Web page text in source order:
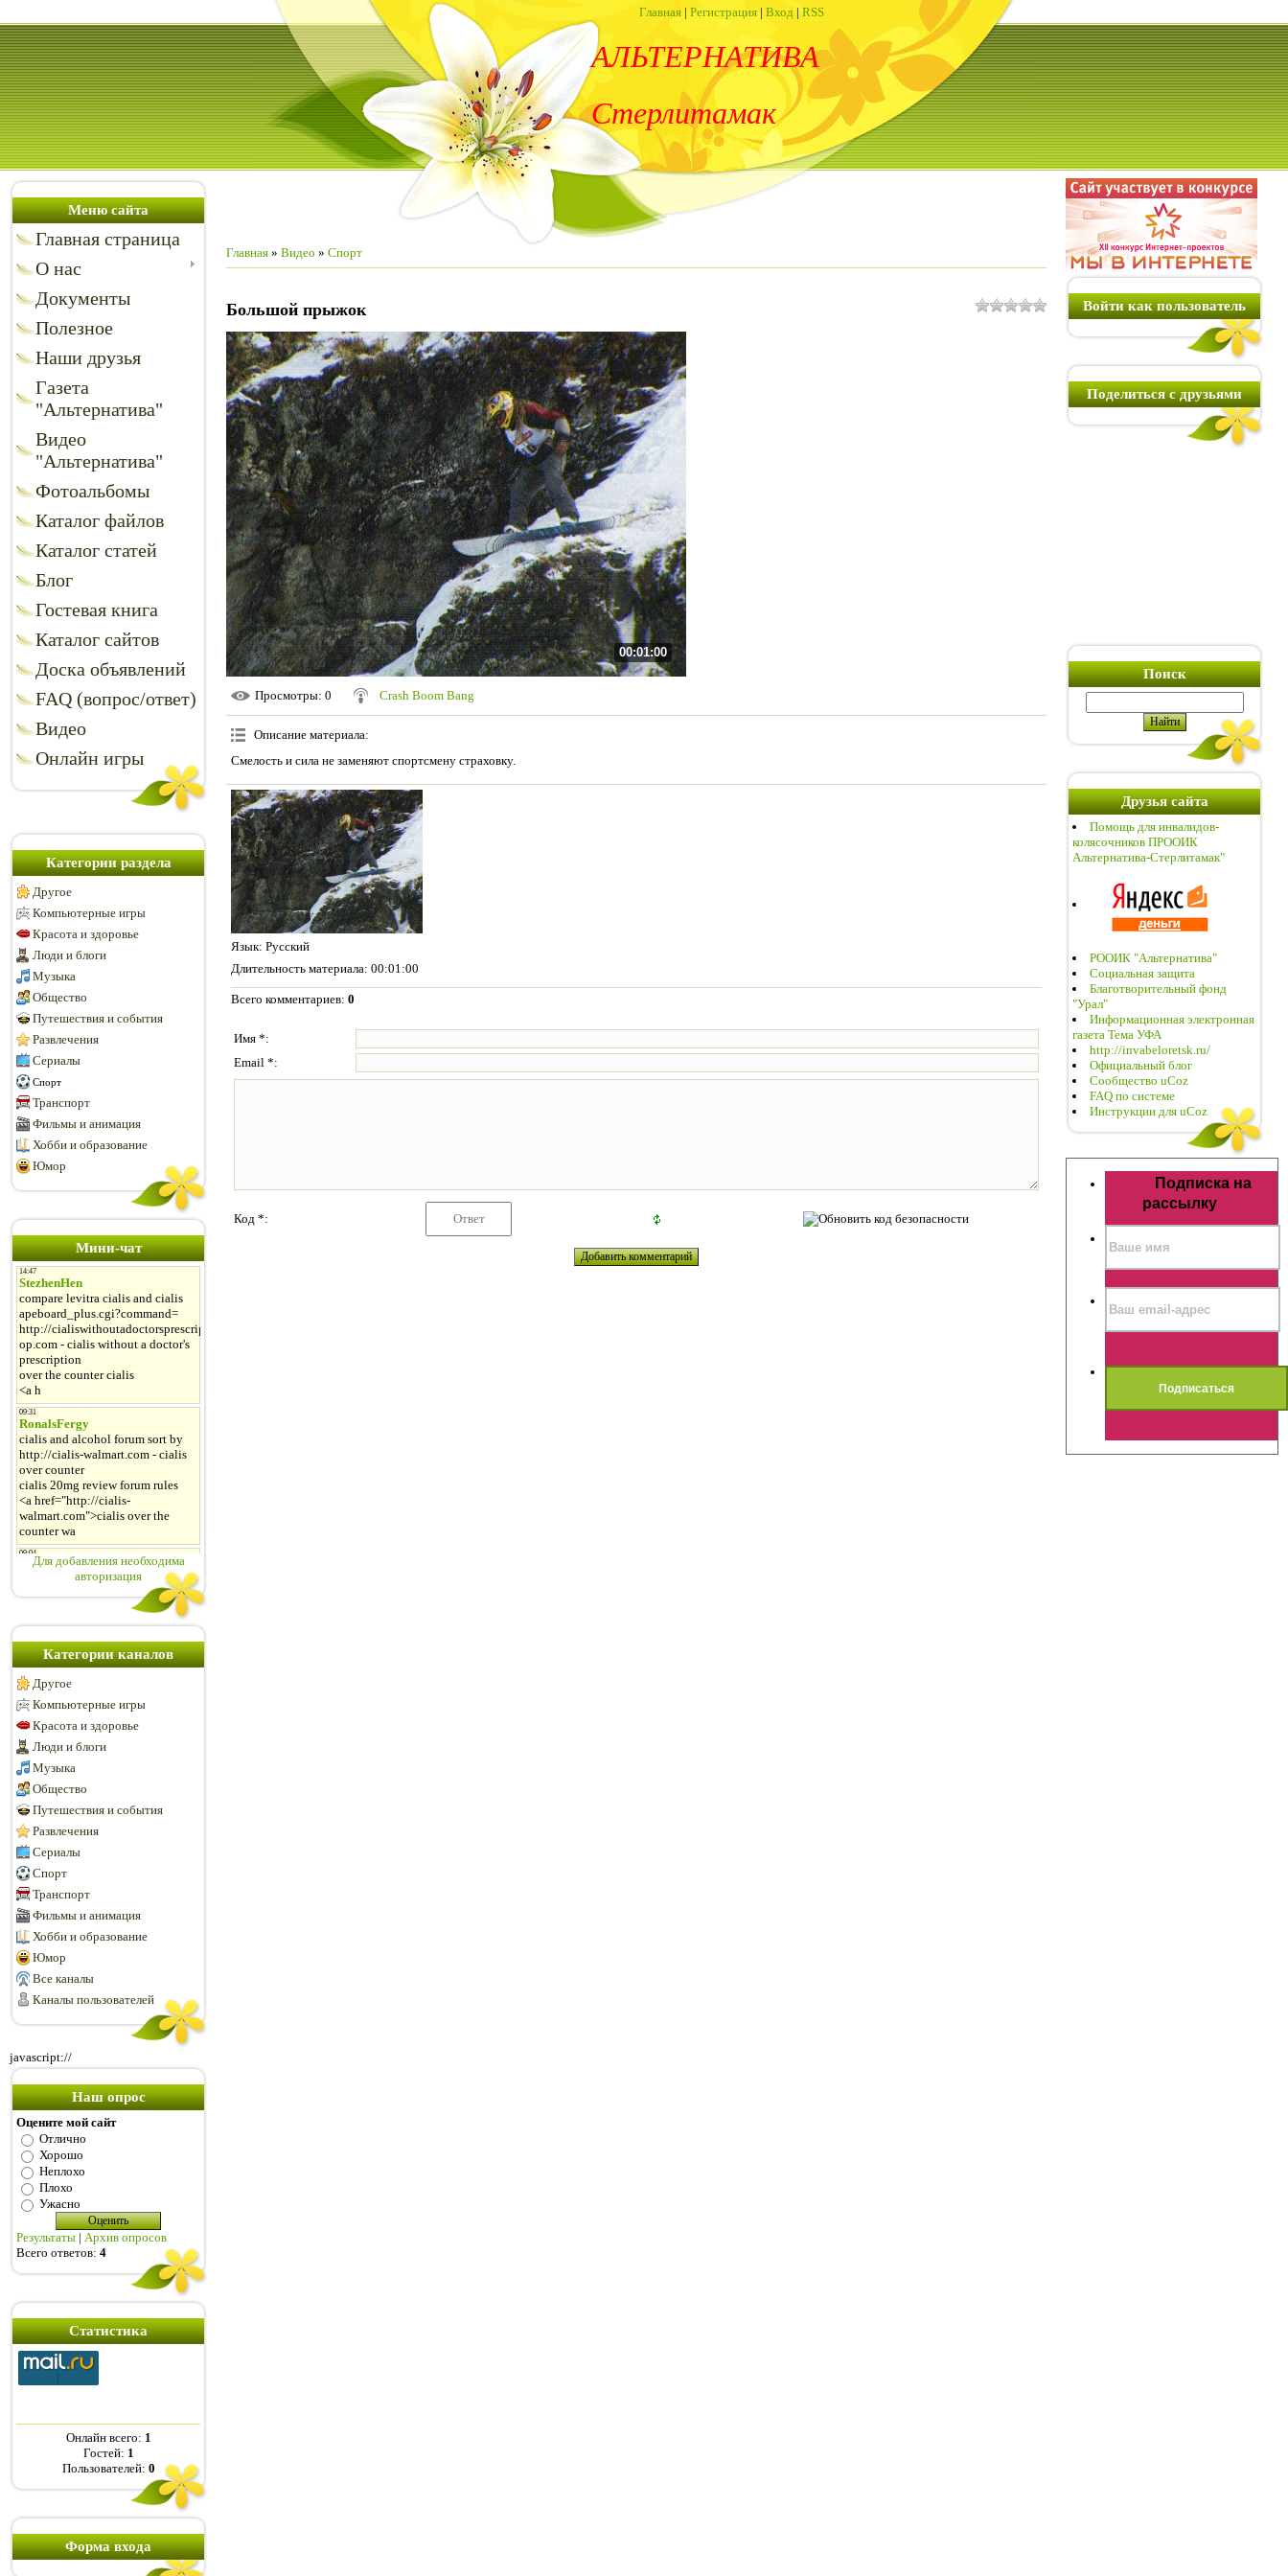
Главная | Регистрация | Вход | RSS
АЛЬТЕРНАТИВА
Стерлитамак
Меню сайта
Главная страница
О нас
Документы
Полезное
Наши друзья
Газета
"Альтернатива"
Видео
"Альтернатива"
Фотоальбомы
Каталог файлов
Каталог статей
Блог
Гостевая книга
Каталог сайтов
Доска объявлений
FAQ (вопрос/ответ)
Видео
Онлайн игры
Категории раздела
Другое
Компьютерные игры
Красота и здоровье
Люди и блоги
Музыка
Общество
Путешествия и события
Развлечения
Сериалы
Спорт
Транспорт
Фильмы и анимация
Хобби и образование
Юмор
Мини-чат
Для добавления необходима
авторизация
Категории каналов
Другое
Компьютерные игры
Красота и здоровье
Люди и блоги
Музыка
Общество
Путешествия и события
Развлечения
Сериалы
Спорт
Транспорт
Фильмы и анимация
Хобби и образование
Юмор
Все каналы
Каналы пользователей
javascript://
Наш опрос
Оцените мой сайт
Отлично
Хорошо
Неплохо
Плохо
Ужасно
Результаты | Архив опросов
Всего ответов: 4
Статистика
Онлайн всего: 1
Гостей: 1
Пользователей: 0
Форма входа
Главная » Видео » Спорт
Большой прыжок
00:01:00
Просмотры: 0 Crash Boom Bang
Описание материала:
Смелость и сила не заменяют спортсмену страховку.
Язык: Русский
Длительность материала: 00:01:00
Всего комментариев: 0
Имя *:
Email *:
Код *:
Войти как пользователь
Поделиться с друзьями
Поиск
Друзья сайта
Помощь для инвалидов-
колясочников ПРООИК
Альтернатива-Стерлитамак"
РООИК "Альтернатива"
Социальная защита
Благотворительный фонд
"Урал"
Информационная электронная
газета Тема УФА
http://invabeloretsk.ru/
Официальный блог
Сообщество uCoz
FAQ по системе
Инструкции для uCoz
Подписка на
рассылку